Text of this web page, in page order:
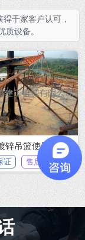
千家客户认可，
设备。
锌吊篮使用
证 售后无忧